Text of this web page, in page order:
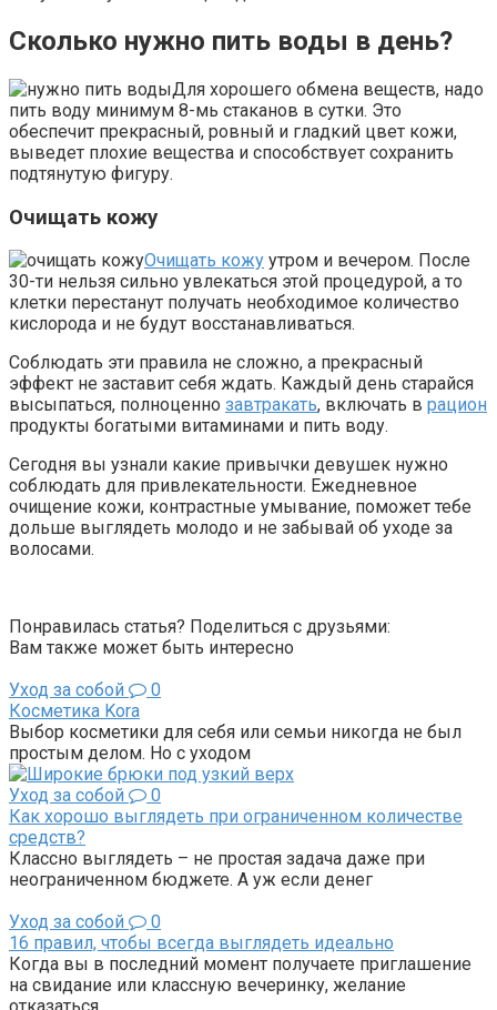
Сколько нужно пить воды в день?
Для хорошего обмена веществ, надо
пить воду минимум 8-мь стаканов в сутки. Это
обеспечит прекрасный, ровный и гладкий цвет кожи,
выведет плохие вещества и способствует сохранить
подтянутую фигуру.
Очищать кожу
Очищать кожу утром и вечером. После
30-ти нельзя сильно увлекаться этой процедурой, а то
клетки перестанут получать необходимое количество
кислорода и не будут восстанавливаться.
Соблюдать эти правила не сложно, а прекрасный
эффект не заставит себя ждать. Каждый день старайся
высыпаться, полноценно завтракать, включать в рацион
продукты богатыми витаминами и пить воду.
Сегодня вы узнали какие привычки девушек нужно
соблюдать для привлекательности. Ежедневное
очищение кожи, контрастные умывание, поможет тебе
дольше выглядеть молодо и не забывай об уходе за
волосами.
Понравилась статья? Поделиться с друзьями:
Вам также может быть интересно
Уход за собой
0
Косметика Kora
Выбор косметики для себя или семьи никогда не был
простым делом. Но с уходом
Уход за собой
0
Как хорошо выглядеть при ограниченном количестве
средств?
Классно выглядеть – не простая задача даже при
неограниченном бюджете. А уж если денег
Уход за собой
0
16 правил, чтобы всегда выглядеть идеально
Когда вы в последний момент получаете приглашение
на свидание или классную вечеринку, желание